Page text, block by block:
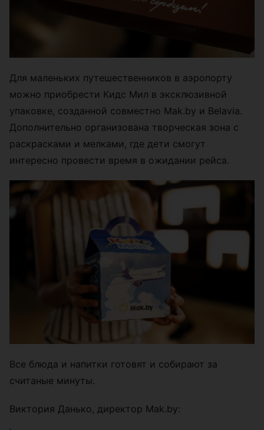
Для маленьких путешественников в аэропорту
можно приобрести Кидс Мил в эксклюзивной
упаковке, созданной совместно Mak.by и Belavia.
Дополнительно организована творческая зона с
раскрасками и мелками, где дети смогут
интересно провести время в ожидании рейса.
Все блюда и напитки готовят и собирают за
считаные минуты.
Виктория Данько, директор Mak.by: